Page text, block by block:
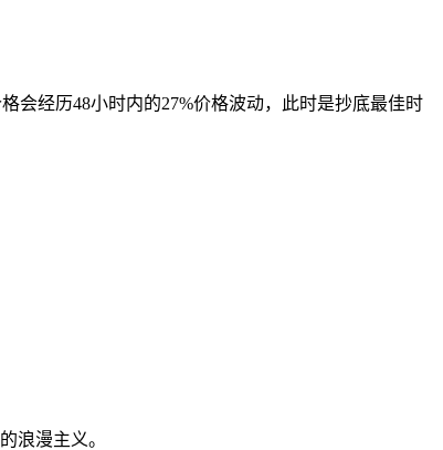
会经历48小时内的27%价格波动，此时是抄底最佳时
浪漫主义。